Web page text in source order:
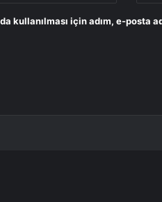
kullanılması için adım, e-posta